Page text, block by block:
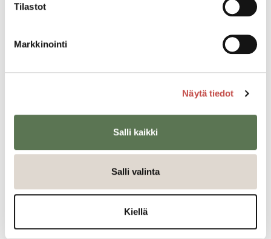
Tilastot
Markkinointi
Näytä tiedot
Salli kaikki
Salli valinta
Kiellä
Saarijärven kaavoitus
sari.peura@saarijarvi.fi
Kaavasuunnittelija
Saarijärven kaavoitus
044 4598 225
matti.piispanen@saarijarvi.fi
Tuija Hokkanen
040 7078 306